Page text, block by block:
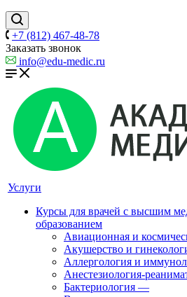
+7 (812) 467-48-78
Заказать звонок
info@edu-medic.ru
Услуги
Курсы для врачей с высшим
образованием
Авиационная и
Акушерство и
Аллергология и
Анестезиология-
Бактериология —